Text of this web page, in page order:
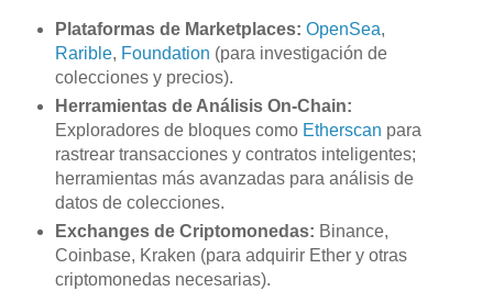
Plataformas de Marketplaces: OpenSea,
Rarible, Foundation (para investigación de
colecciones y precios).
Herramientas de Análisis On-Chain:
Exploradores de bloques como Etherscan para
rastrear transacciones y contratos inteligentes;
herramientas más avanzadas para análisis de
datos de colecciones.
Exchanges de Criptomonedas: Binance,
Coinbase, Kraken (para adquirir Ether y otras
criptomonedas necesarias).